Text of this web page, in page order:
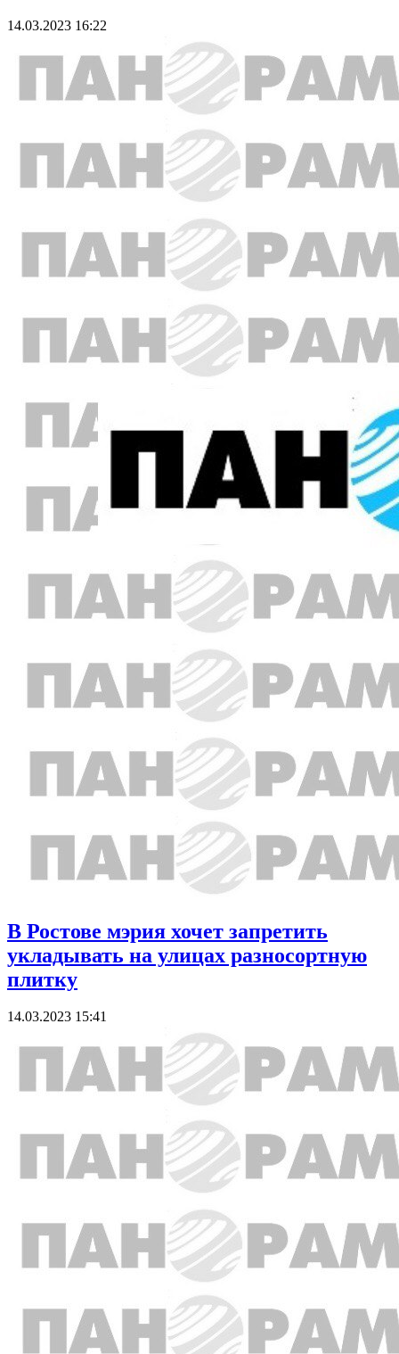
14.03.2023 16:22
В Ростове мэрия хочет запретить
укладывать на улицах разносортную
плитку
14.03.2023 15:41